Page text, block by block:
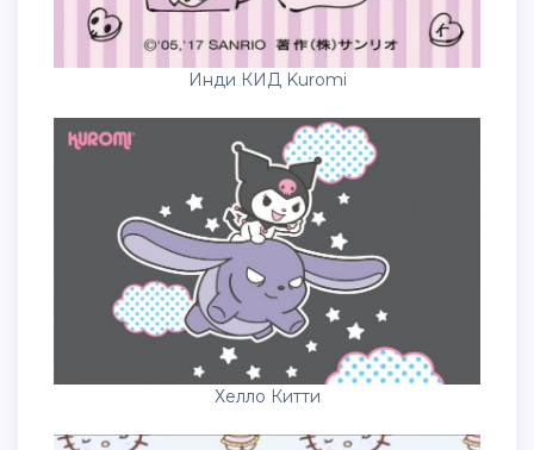
Инди КИД Kuromi
Хелло Китти